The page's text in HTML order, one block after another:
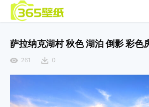
萨拉纳克湖村 秋色 湖泊 倒影 彩色
261 0